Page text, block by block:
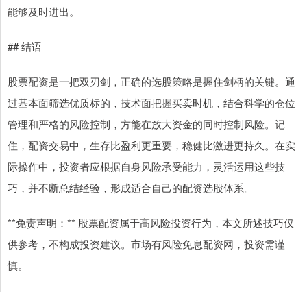
能够及时进出。
## 结语
股票配资是一把双刃剑，正确的选股策略是握住剑柄的关键。通
过基本面筛选优质标的，技术面把握买卖时机，结合科学的仓位
管理和严格的风险控制，方能在放大资金的同时控制风险。记
住，配资交易中，生存比盈利更重要，稳健比激进更持久。在实
际操作中，投资者应根据自身风险承受能力，灵活运用这些技
巧，并不断总结经验，形成适合自己的配资选股体系。
**免责声明：** 股票配资属于高风险投资行为，本文所述技巧仅
供参考，不构成投资建议。市场有风险免息配资网，投资需谨
慎。